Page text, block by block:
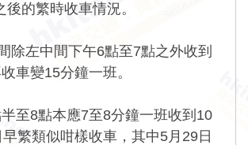
的繁時收車情況。
除左中間下午6點至7點之外收到
車變15分鐘一班。
至8點本應7至8分鐘一班收到10
繁類似咁樣收車，其中5月29日